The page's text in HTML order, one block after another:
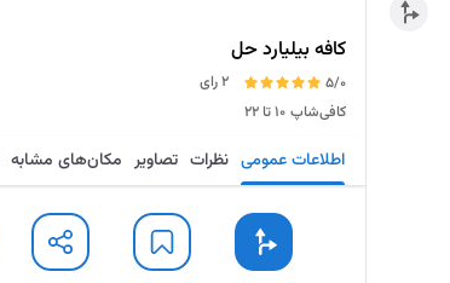
کافه بیلیارد حل
5/0
2 رای
کافی‌شاپ ۱۰ تا ۲۲
اطلاعات عمومی نظرات تصاویر مکان‌های مشابه